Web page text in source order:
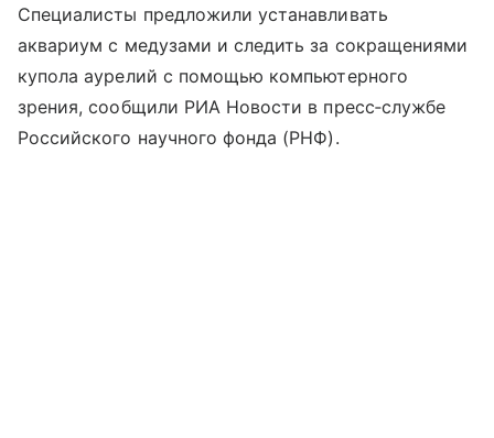
Специалисты предложили устанавливать
аквариум с медузами и следить за сокращениями
купола аурелий с помощью компьютерного
зрения, сообщили РИА Новости в пресс‑службе
Российского научного фонда (РНФ).